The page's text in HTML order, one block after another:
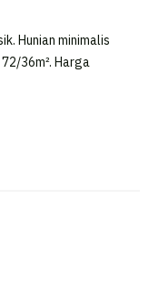
Hunian minimalis
36m². Harga